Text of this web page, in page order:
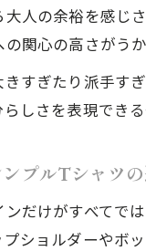
人の余裕を感じ
関心の高さがうか
すぎたり派手す
しさを表現でき
プルTシャツ
だけがすべてで
ショルダーやボ